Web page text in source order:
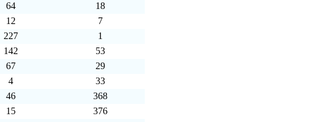
64
18
12
7
227
1
142
53
67
29
4
33
46
368
15
376